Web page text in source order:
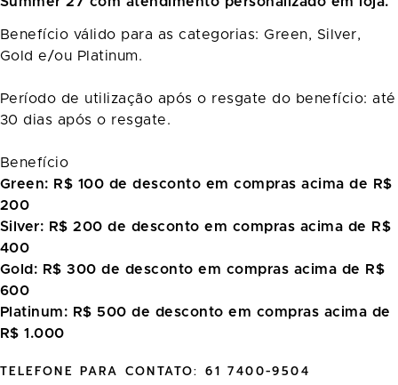
Benefício válido para as categorias: Green, Silver,
Gold e/ou Platinum.
Período de utilização após o resgate do benefício: até
30 dias após o resgate.
Benefício
Green: R$ 100 de desconto em compras acima de R$
200
Silver: R$ 200 de desconto em compras acima de R$
400
Gold: R$ 300 de desconto em compras acima de R$
600
Platinum: R$ 500 de desconto em compras acima de
R$ 1.000
TELEFONE PARA CONTATO: 61 7400-9504